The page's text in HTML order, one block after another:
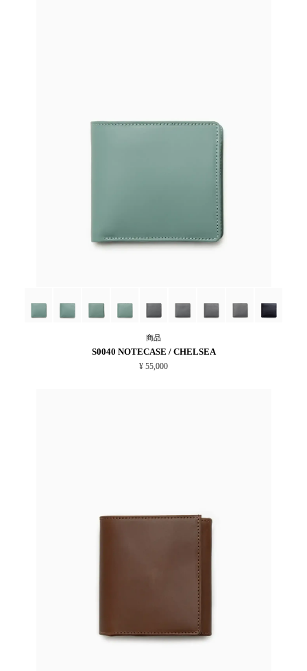
商品
S0040 NOTECASE / CHELSEA
¥ 55,000